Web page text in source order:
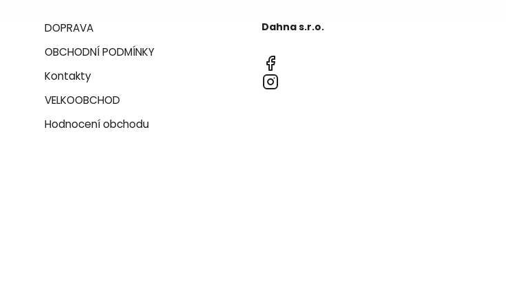
DOPRAVA
OBCHODNÍ PODMÍNKY
Kontakty
VELKOOBCHOD
Hodnocení obchodu
Dahna s.r.o.